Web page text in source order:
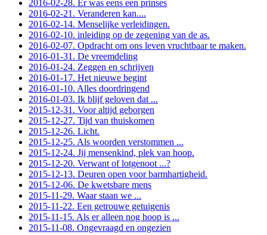
2016-02-28. Er was eens een prinses
2016-02-21. Veranderen kan....
2016-02-14. Menselijke verleidingen.
2016-02-10. inleiding op de zegening van de as.
2016-02-07. Opdracht om ons leven vruchtbaar te maken.
2016-01-31. De vreemdeling
2016-01-24. Zeggen en schrijven
2016-01-17. Het nieuwe begint
2016-01-10. Alles doordringend
2016-01-03. Ik blijf geloven dat ...
2015-12-31. Voor altijd geborgen
2015-12-27. Tijd van thuiskomen
2015-12-26. Licht.
2015-12-25. Als woorden verstommen ...
2015-12-24. Jij mensenkind, plek van hoop.
2015-12-20. Verwant of lotgenoot ...?
2015-12-13. Deuren open voor barmhartigheid.
2015-12-06. De kwetsbare mens
2015-11-29. Waar staan we ...
2015-11-22. Een getrouwe getuigenis
2015-11-15. Als er alleen nog hoop is ...
2015-11-08. Ongevraagd en ongezien